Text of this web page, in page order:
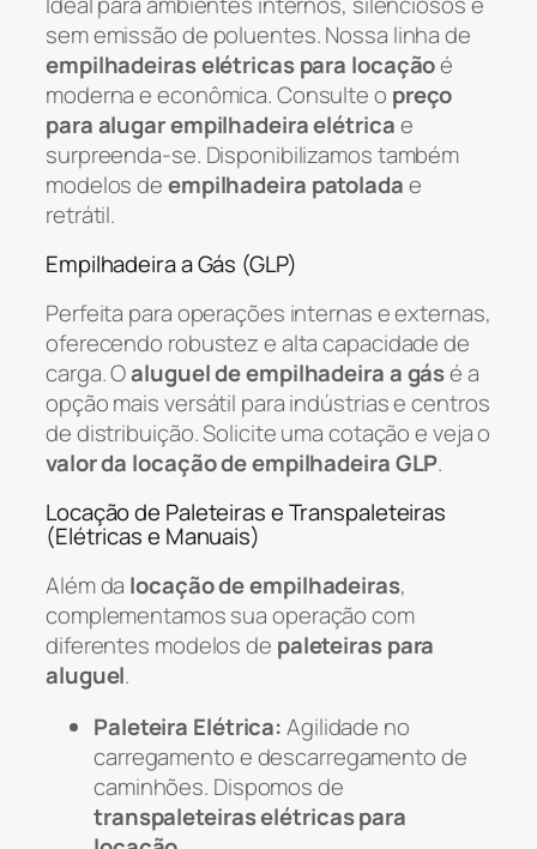
sem emissão de poluentes. Nossa linha de
empilhadeiras elétricas para locaçãoé
moderna e econômica. Consulte o preço
para alugar empilhadeira elétricae
surpreenda-se. Disponibilizamos também
modelos deempilhadeira patoladae
retrátil.
Empilhadeira a Gás (GLP)
Perfeita para operações internas e externas,
oferecendo robustez e alta capacidade de
carga. Oaluguel de empilhadeira a gásé a
opção mais versátil para indústrias e centros
de distribuição. Solicite uma cotação e veja o
valor da locação de empilhadeira GLP.
Locação de Paleteiras e Transpaleteiras
(Elétricas e Manuais)
Além da locação de empilhadeiras,
complementamos sua operação com
diferentes modelos de paleteiras para
aluguel.
Paleteira Elétrica:Agilidade no
carregamento e descarregamento de
caminhões. Dispomos de
transpaleteiras elétricas para